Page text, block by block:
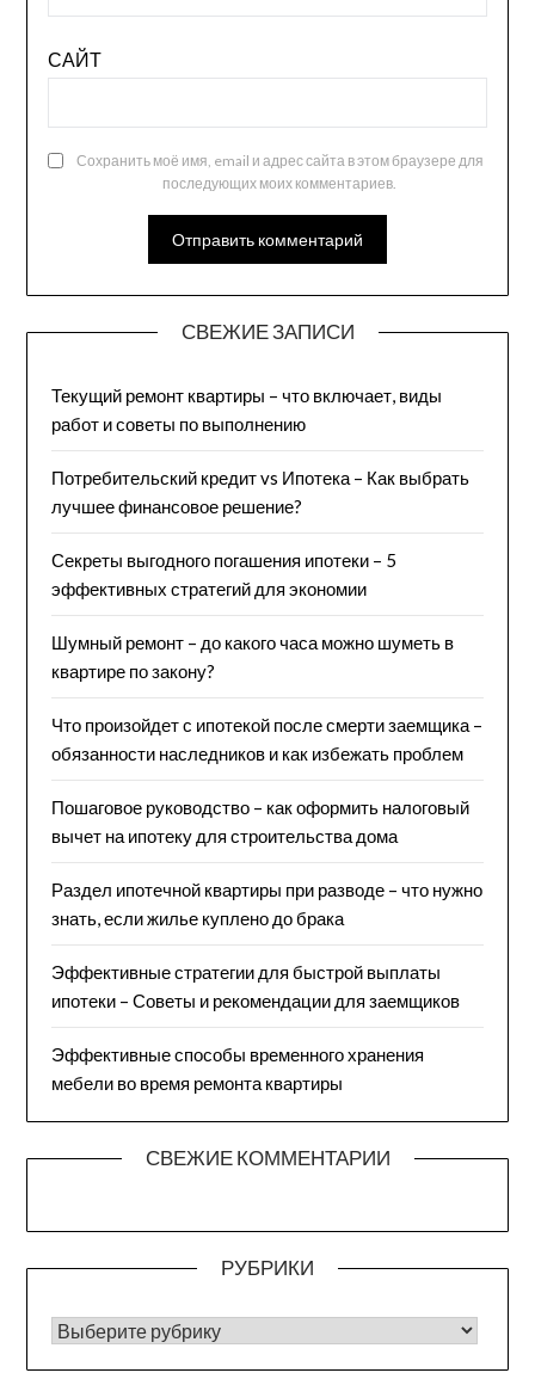
САЙТ
Сохранить моё имя, email и адрес сайта в этом браузере для
последующих моих комментариев.
СВЕЖИЕ ЗАПИСИ
Текущий ремонт квартиры – что включает, виды
работ и советы по выполнению
Потребительский кредит vs Ипотека – Как выбрать
лучшее финансовое решение?
Секреты выгодного погашения ипотеки – 5
эффективных стратегий для экономии
Шумный ремонт – до какого часа можно шуметь в
квартире по закону?
Что произойдет с ипотекой после смерти заемщика –
обязанности наследников и как избежать проблем
Пошаговое руководство – как оформить налоговый
вычет на ипотеку для строительства дома
Раздел ипотечной квартиры при разводе – что нужно
знать, если жилье куплено до брака
Эффективные стратегии для быстрой выплаты
ипотеки – Советы и рекомендации для заемщиков
Эффективные способы временного хранения
мебели во время ремонта квартиры
СВЕЖИЕ КОММЕНТАРИИ
РУБРИКИ
РУБРИКИ